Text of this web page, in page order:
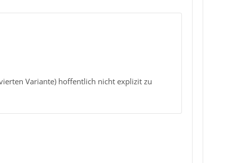
Variante) hoffentlich nicht explizit zu